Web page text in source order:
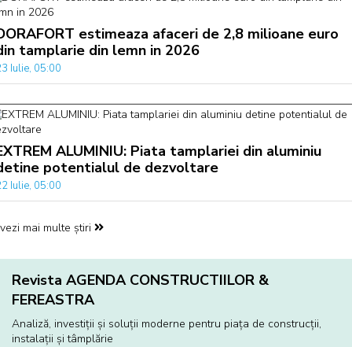
estimeaza afaceri de 2,8 milioane euro
tamplarie din lemn in 2026
Iulie, 05:00
ALUMINIU: Piata tamplariei din aluminiu
potentialul de dezvoltare
Iulie, 05:00
vezi mai multe știri
Revista AGENDA CONSTRUCTIILOR &
FEREASTRA
Analiză, investiţii și soluţii moderne pentru piaţa de construcţii,
instalaţii și tâmplărie